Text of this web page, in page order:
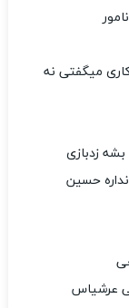
میگفتی نه
زدبازی
حسین
عرشیاس